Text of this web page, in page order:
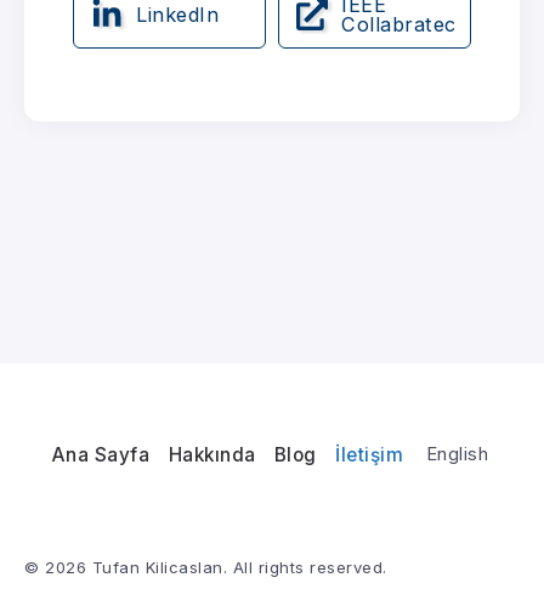
LinkedIn
Collabratec
Ana Sayfa Hakkında Blog İletişim English
© 2026 Tufan Kilicaslan. All rights reserved.